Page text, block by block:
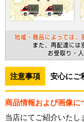
注意事項 安心にご
商品情報および画像に
当店にてご紹介いたし